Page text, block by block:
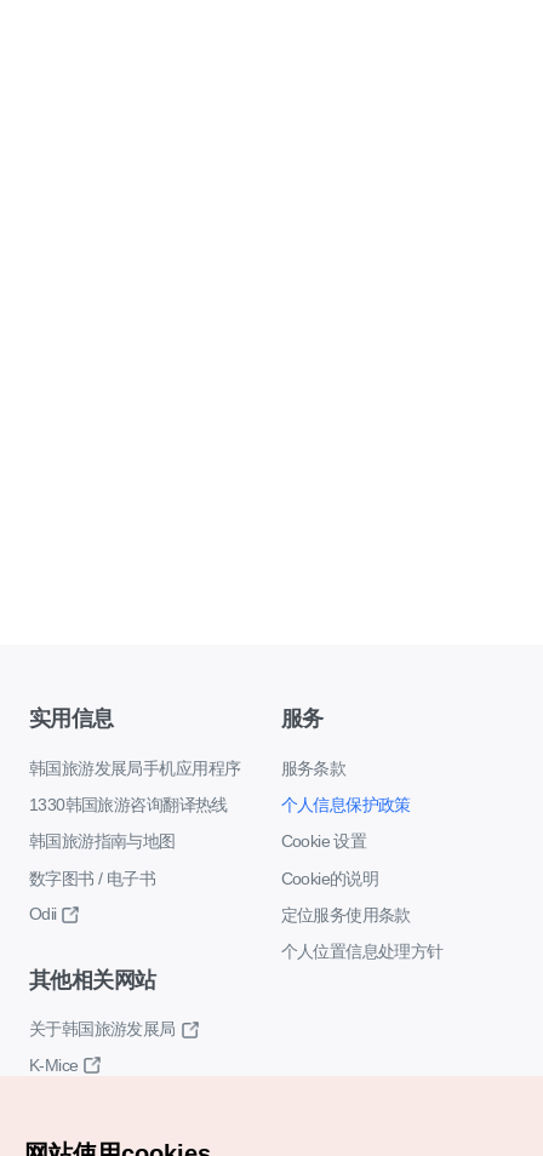
实用信息
韩国旅游发展局手机应用程序
1330韩国旅游咨询翻译热线
韩国旅游指南与地图
数字图书 / 电子书
Odii
服务
服务条款
个人信息保护政策
Cookie 设置
Cookie的说明
定位服务使用条款
个人位置信息处理方针
其他相关网站
关于韩国旅游发展局
K-Mice